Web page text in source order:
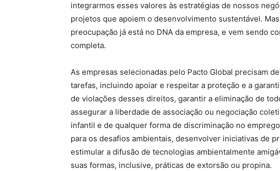
integrarmos esses valores às estratégias de nossos
projetos que apoiem o desenvolvimento sustentável.
preocupação já está no DNA da empresa, e vem sendo
completa.
As empresas selecionadas pelo Pacto Global precisam
tarefas, incluindo apoiar e respeitar a proteção e a
de violações desses direitos, garantir a eliminação de
assegurar a liberdade de associação ou negociação
infantil e de qualquer forma de discriminação no
para os desafios ambientais, desenvolver iniciativas de
estimular a difusão de tecnologias ambientalmente
suas formas, inclusive, práticas de extorsão ou propina.